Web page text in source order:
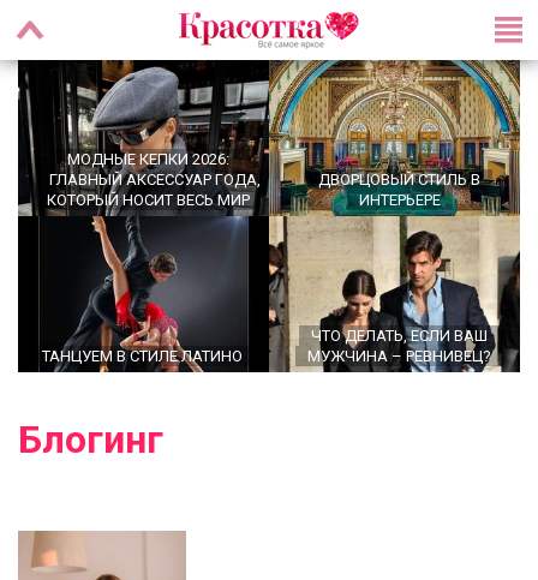
МОДНЫЕ КЕПКИ 2026:
ГЛАВНЫЙ АКСЕССУАР ГОДА,
КОТОРЫЙ НОСИТ ВЕСЬ МИР
ДВОРЦОВЫЙ СТИЛЬ В
ИНТЕРЬЕРЕ
ТАНЦУЕМ В СТИЛЕ ЛАТИНО
ЧТО ДЕЛАТЬ, ЕСЛИ ВАШ
МУЖЧИНА – РЕВНИВЕЦ?
Блогинг